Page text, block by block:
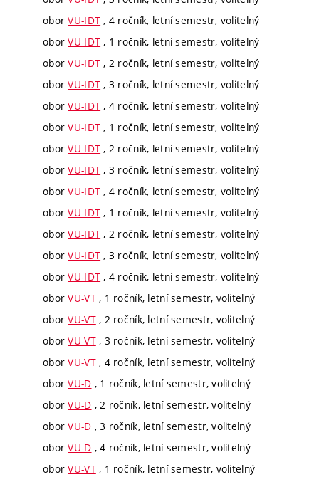
oborVU-IDT , 4 ročník, letní semestr, volitelný
oborVU-IDT , 1 ročník, letní semestr, volitelný
oborVU-IDT , 2 ročník, letní semestr, volitelný
oborVU-IDT , 3 ročník, letní semestr, volitelný
oborVU-IDT , 4 ročník, letní semestr, volitelný
oborVU-IDT , 1 ročník, letní semestr, volitelný
oborVU-IDT , 2 ročník, letní semestr, volitelný
oborVU-IDT , 3 ročník, letní semestr, volitelný
oborVU-IDT , 4 ročník, letní semestr, volitelný
oborVU-IDT , 1 ročník, letní semestr, volitelný
oborVU-IDT , 2 ročník, letní semestr, volitelný
oborVU-IDT , 3 ročník, letní semestr, volitelný
oborVU-IDT , 4 ročník, letní semestr, volitelný
oborVU-VT, 1 ročník, letní semestr, volitelný
oborVU-VT, 2 ročník, letní semestr, volitelný
oborVU-VT, 3 ročník, letní semestr, volitelný
oborVU-VT, 4 ročník, letní semestr, volitelný
oborVU-D , 1 ročník, letní semestr, volitelný
oborVU-D , 2 ročník, letní semestr, volitelný
oborVU-D , 3 ročník, letní semestr, volitelný
oborVU-D , 4 ročník, letní semestr, volitelný
oborVU-VT, 1 ročník, letní semestr, volitelný